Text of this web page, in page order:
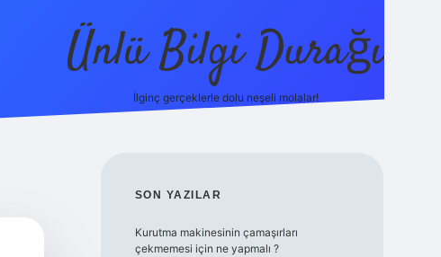
Ünlü Bilgi Durağı
İlginç gerçeklerle dolu neşeli molalar!
SIDEBAR
SON YAZILAR
Kurutma makinesinin çamaşırları
çekmemesi için ne yapmalı ?